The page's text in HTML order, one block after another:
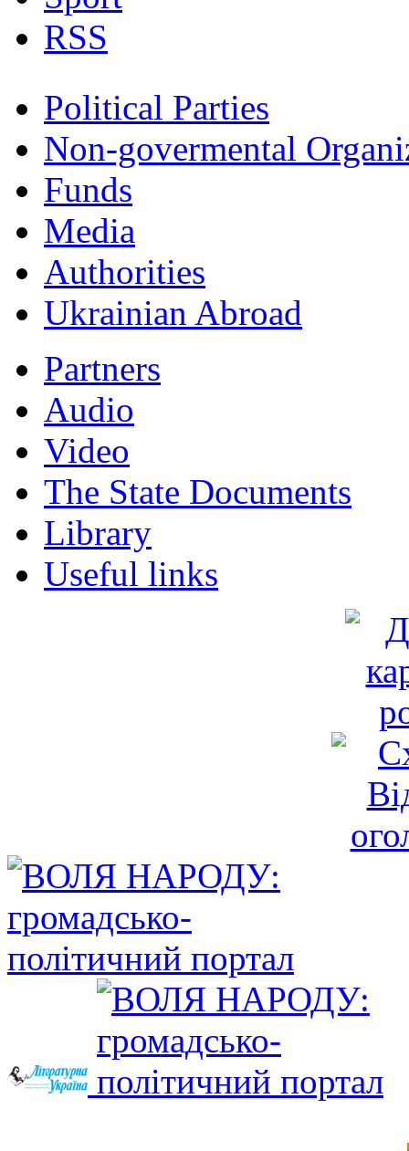
RSS
Political Parties
Non-govermental
Funds
Мedia
Authorities
Ukrainian Abroad
Partners
Audio
Video
The State Documents
Library
Useful links